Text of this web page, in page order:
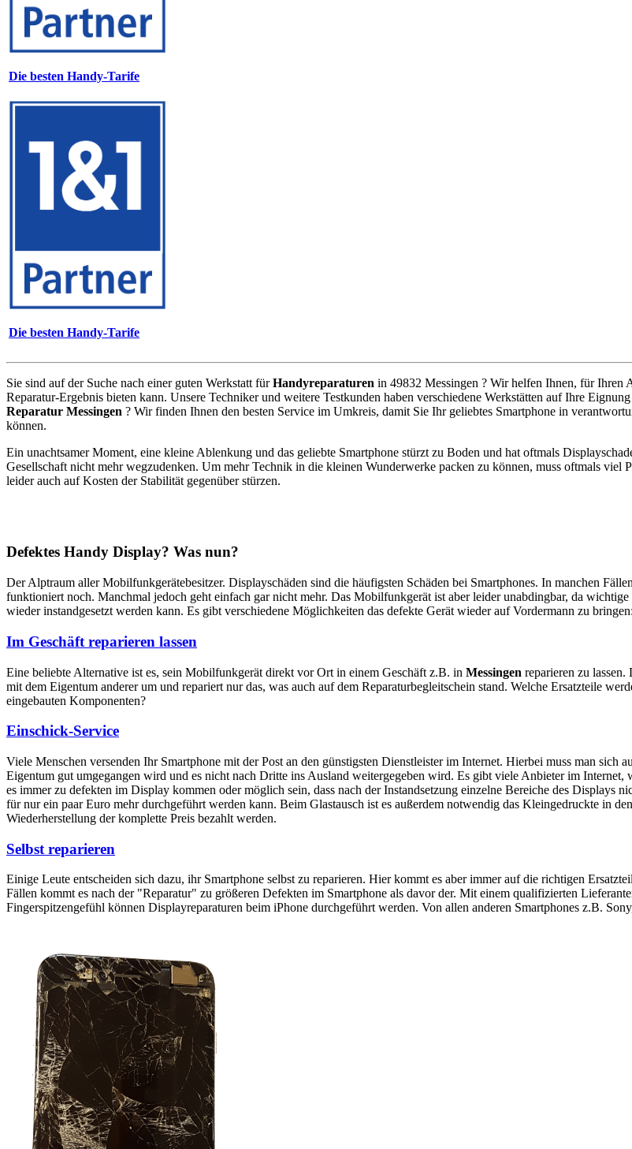
Die besten Handy-Tarife
Die besten Handy-Tarife
Sie sind auf der Suche nach einer guten Werkstatt fürHandyreparaturen in 49832 Messingen ? Wir helfen Ihnen, für Ihren
Reparatur-Ergebnis bieten kann. Unsere Techniker und weitere Testkunden haben verschiedene Werkstätten auf Ihre
Reparatur Messingen ? Wir finden Ihnen den besten Service im Umkreis, damit Sie Ihr geliebtes Smartphone in
können.
Ein unachtsamer Moment, eine kleine Ablenkung und das geliebte Smartphone stürzt zu Boden und hat oftmals
Gesellschaft nicht mehr wegzudenken. Um mehr Technik in die kleinen Wunderwerke packen zu können, muss oftmals
leider auch auf Kosten der Stabilität gegenüber stürzen.
Defektes Handy Display? Was nun?
Der Alptraum aller Mobilfunkgerätebesitzer. Displayschäden sind die häufigsten Schäden bei Smartphones. In manchen
funktioniert noch. Manchmal jedoch geht einfach gar nicht mehr. Das Mobilfunkgerät ist aber leider unabdingbar, da
wieder instandgesetzt werden kann. Es gibt verschiedene Möglichkeiten das defekte Gerät wieder auf Vordermann zu bringen:
Im Geschäft reparieren lassen
Eine beliebte Alternative ist es, sein Mobilfunkgerät direkt vor Ort in einem Geschäft z.B. in Messingen reparieren zu
mit dem Eigentum anderer um und repariert nur das, was auch auf dem Reparaturbegleitschein stand. Welche Ersatzteile
eingebauten Komponenten?
Einschick-Service
Viele Menschen versenden Ihr Smartphone mit der Post an den günstigsten Dienstleister im Internet. Hierbei muss man sich
Eigentum gut umgegangen wird und es nicht nach Dritte ins Ausland weitergegeben wird. Es gibt viele Anbieter im
es immer zu defekten im Display kommen oder möglich sein, dass nach der Instandsetzung einzelne Bereiche des
für nur ein paar Euro mehr durchgeführt werden kann. Beim Glastausch ist es außerdem notwendig das Kleingedruckte in
Wiederherstellung der komplette Preis bezahlt werden.
Selbst reparieren
Einige Leute entscheiden sich dazu, ihr Smartphone selbst zu reparieren. Hier kommt es aber immer auf die richtigen
Fällen kommt es nach der "Reparatur" zu größeren Defekten im Smartphone als davor der. Mit einem qualifizierten
Fingerspitzengefühl können Displayreparaturen beim iPhone durchgeführt werden. Von allen anderen Smartphones z.B.